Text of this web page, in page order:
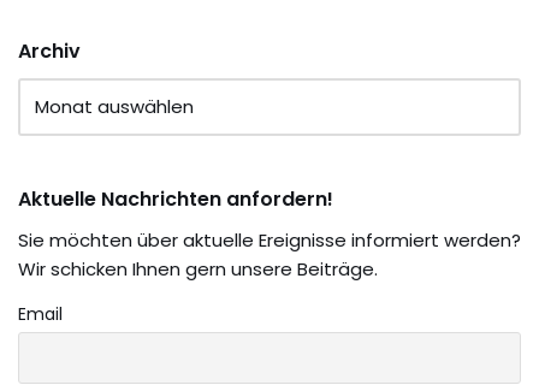
Archiv
Aktuelle Nachrichten anfordern!
Sie möchten über aktuelle Ereignisse informiert werden?
Wir schicken Ihnen gern unsere Beiträge.
Email